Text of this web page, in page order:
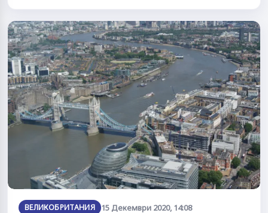
ВЕЛИКОБРИТАНИЯ
15 Декември 2020, 14:08